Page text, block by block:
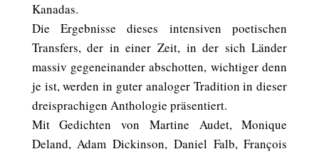
Kanadas.
Die Ergebnisse dieses intensiven poetischen
Transfers, der in einer Zeit, in der sich Länder
massiv gegeneinander abschotten, wichtiger denn
je ist, werden in guter analoger Tradition in dieser
dreisprachigen Anthologie präsentiert.
Mit Gedichten von Martine Audet, Monique
Deland, Adam Dickinson, Daniel Falb, François